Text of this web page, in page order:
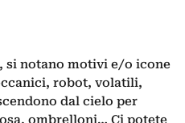
si notano motivi e/o icone
robot, volatili,
dal cielo per
ombrelloni… Ci potete